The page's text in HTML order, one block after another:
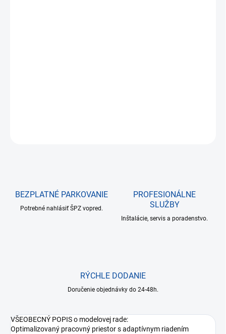
BEZPLATNÉ PARKOVANIE
Potrebné nahlásiť ŠPZ vopred.
PROFESIONÁLNE
SLUŽBY
Inštalácie, servis a poradenstvo.
RÝCHLE DODANIE
Doručenie objednávky do 24-48h.
VŠEOBECNÝ POPIS o modelovej rade:
Optimalizovaný pracovný priestor s adaptívnym riadením